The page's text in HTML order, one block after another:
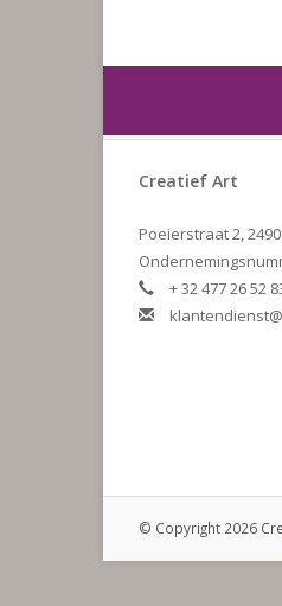
Creatief Art
Poeierstraat 2,
+ 32 477 26 52
© Copyright 2026